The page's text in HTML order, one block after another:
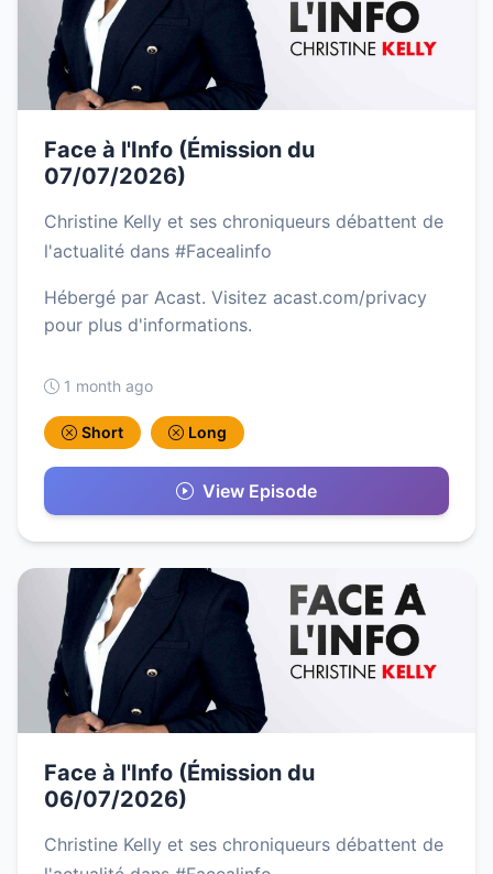
Face à l'Info (Émission du
07/07/2026)
Christine Kelly et ses chroniqueurs débattent de
l'actualité dans #Facealinfo
Hébergé par Acast. Visitez acast.com/privacy
pour plus d'informations.
1 month ago
Short Long
View Episode
Face à l'Info (Émission du
06/07/2026)
Christine Kelly et ses chroniqueurs débattent de